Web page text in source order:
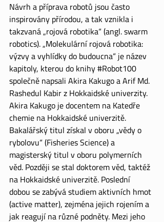
Návrh a příprava robotů jsou často
inspirovány přírodou, a tak vznikla i
takzvaná „rojová robotika“ (angl. swarm
robotics). „Molekulární rojová robotika:
výzvy a vyhlídky do budoucna“ je název
kapitoly, kterou do knihy #Robot100
společně napsali Akira Kakugo a Arif Md.
Rashedul Kabir z Hokkaidské univerzity.
Akira Kakugo je docentem na Katedře
chemie na Hokkaidské univerzitě.
Bakalářský titul získal v oboru „vědy o
rybolovu“ (Fisheries Science) a
magisterský titul v oboru polymerních
věd. Později se stal doktorem věd, taktéž
na Hokkaidské univerzitě. Poslední
dobou se zabývá studiem aktivních hmot
(active matter), zejména jejich rojením a
jak reagují na různé podněty. Mezi jeho